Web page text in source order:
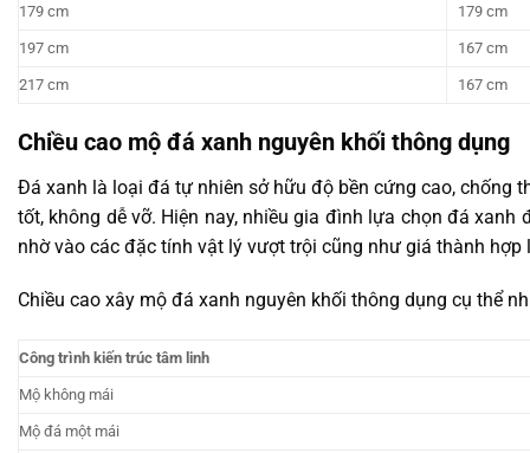
179 cm 179 cm
197 cm 167 cm
217 cm 167 cm
Chiều cao mộ đá xanh nguyên khối thông dụng
Đá xanh là loại đá tự nhiên sở hữu độ bền cứng cao, chống
tốt, không dễ vỡ. Hiện nay, nhiều gia đình lựa chọn đá xanh
nhờ vào các đặc tính vật lý vượt trội cũng như giá thành hợp
Chiều cao xây mộ đá xanh nguyên khối thông dụng cụ thể
Công trình kiến trúc tâm linh
Mộ không mái
Mộ đá một mái